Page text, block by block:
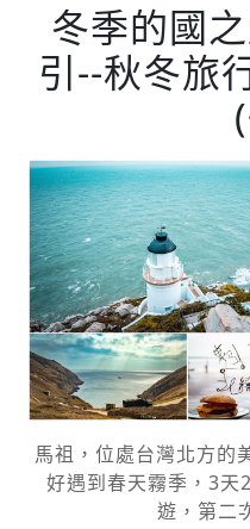
冬季的國
引--秋冬旅
馬祖，位處台灣北方的
好遇到春天霧季，3天
遊，第二